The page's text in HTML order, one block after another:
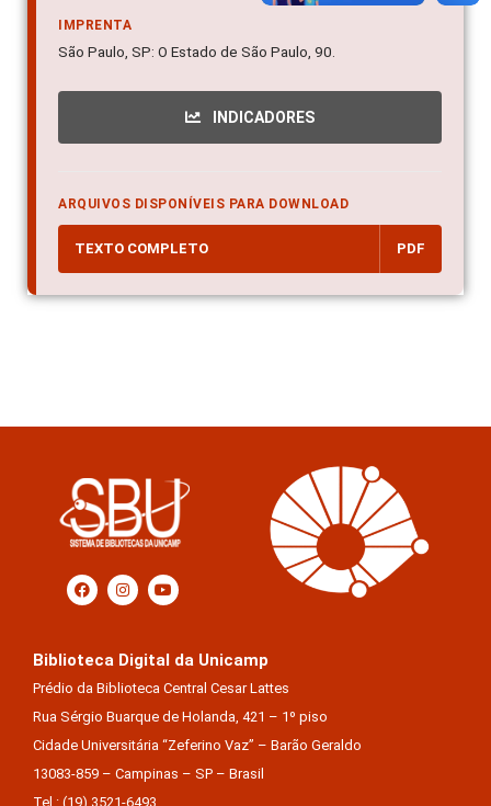
IMPRENTA
São Paulo, SP: O Estado de São Paulo, 90.
INDICADORES
ARQUIVOS DISPONÍVEIS PARA DOWNLOAD
TEXTO COMPLETO PDF
Biblioteca Digital da Unicamp
Prédio da Biblioteca Central Cesar Lattes
Rua Sérgio Buarque de Holanda, 421 – 1º piso
Cidade Universitária “Zeferino Vaz” – Barão Geraldo
13083-859 – Campinas – SP – Brasil
Tel.: (19) 3521-6493